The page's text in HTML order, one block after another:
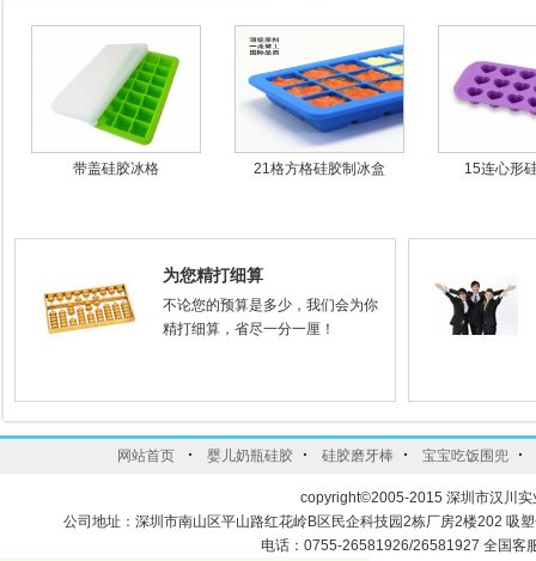
带盖硅胶冰格 21格方格硅胶制冰盒 15连心形
为您精打细算
不论您的预算是多少，我们会为你
精打细算，省尽一分一厘！
网站首页 · 婴儿奶瓶硅胶 · 硅胶磨牙棒 · 宝宝吃饭围兜 ·
copyright©2005-2015 深圳市汉川
公司地址：深圳市南山区平山路红花岭B区民企科技园2栋厂房2楼202 吸
电话：0755-26581926/26581927 全国客